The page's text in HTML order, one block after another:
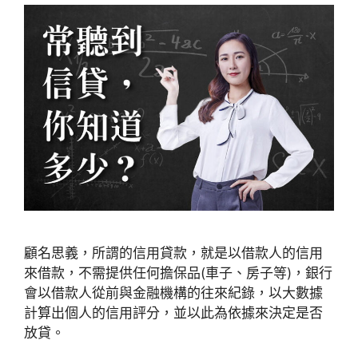
顧名思義，所謂的信用貸款，就是以借款人的信用
來借款，不需提供任何擔保品(車子、房子等)，銀行
會以借款人從前與金融機構的往來紀錄，以大數據
計算出個人的信用評分，並以此為依據來決定是否
放貸。